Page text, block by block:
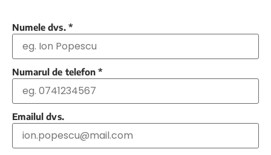
Numele dvs. *
Numarul de telefon *
Emailul dvs.